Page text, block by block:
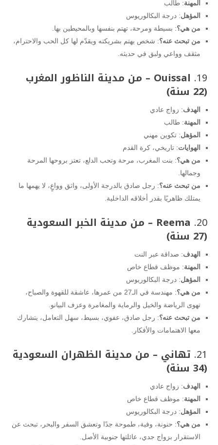
المهنة: طالب
المؤهل: درجة البكالوريوس
من هي؟: بسيطة ومرحة، تهتم بنفسها وبالمحيطين بها.
من تبحث عنه؟: شخص يهتم بشريكته ويقدّم لها كل الحب والاحترام،
مثقف وواعي ولبق في حديثه.
19. Ouissal – من مدينة الناظور المغرب
(22 سنة)
الهدف: زواج عادي
المهنة: طالب
المؤهل: تكوين مهني
الهوايات: تاريخي، كرة القدم
من هي؟: بنت المغرب، مرحة وتحب الدلع، تعتز بروحها المرحة
وجمالها.
من تبحث عنه؟: رجل صادق بالدرجة الأولى، واثق وواعٍ، لا يهمها ما
يمتلك ظاهريًا بقدر أخلاقه الداخلية.
20. Reema – من مدينة الخبر السعودية
(27 سنة)
الهدف: صداقة عبر النت
المهنة: موظف قطاع خاص
المؤهل: درجة البكالوريوس
من هي؟
: مهندسة في الـ27 من عمرها، عاشقة للقهوة والصباح،
تهوى الرياضة والخيل والرماية والمغامرة وعزف البيانو.
من تبحث عنه؟: رجل صادق، عفوي، بسيط، سهل التعامل، يتشارك
معها الاهتمامات والأفكار.
21. تهاني – من مدينة الظهران السعودية
(34 سنة)
الهدف: زواج عادي
المهنة: موظف قطاع خاص
المؤهل: درجة البكالوريوس
من هي؟: حنونة، وفية، طموحة جدًا وتعشق السفر والبحر، تبحث عن
الاستقرار بزواج جدي، عائلتها جنوبية الأصل.